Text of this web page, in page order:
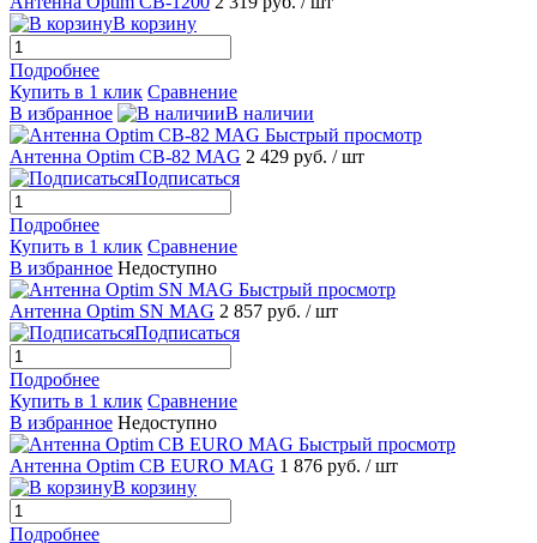
В корзину
Подробнее
Купить в 1 клик Сравнение
В избранное
В наличии
Быстрый просмотр
Антенна Optim CB-82 MAG 2 429 руб. / шт
Подписаться
Подробнее
Купить в 1 клик Сравнение
В избранное Недоступно
Быстрый просмотр
Антенна Optim SN MAG 2 857 руб. / шт
Подписаться
Подробнее
Купить в 1 клик Сравнение
В избранное Недоступно
Быстрый просмотр
Антенна Optim CB EURO MAG 1 876 руб. / шт
В корзину
Подробнее